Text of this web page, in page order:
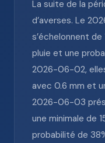
La suite de la
d’averses. Le
s’échelonnent de
pluie et une
2026-06-02,
avec 0.6 mm et
2026-06-03
une minimale de
probabilité de